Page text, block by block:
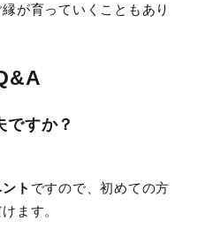
が育っていくこともあり
ですか？
ト ですので、初めての方
ます。